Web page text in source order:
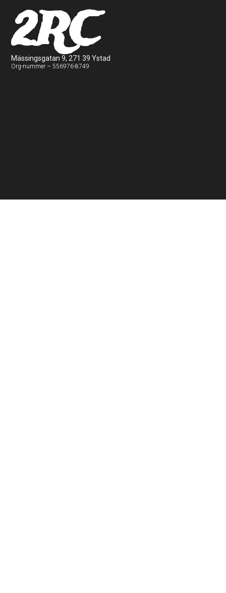
2RC
Mässingsgatan 9, 271 39 Ystad
Org-nummer – 556976-8749